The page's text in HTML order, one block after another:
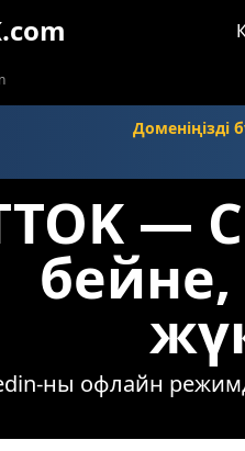
Доменіңізді
—
ны офлайн